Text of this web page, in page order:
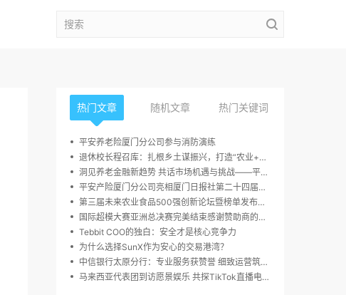
热门文章 随机文章 热门关键词
平安养老险厦门分公司参与消防演练
退休校长程召库：扎根乡土谋振兴，打造“农业+多业态”融合发展新样本
洞见养老金融新趋势 共话市场机遇与挑战——平安养老广东分公司年金客户论坛在京成功举办
平安产险厦门分公司亮相厦门日报社第二十四届读者嘉年华活动
第三届未来农业食品500强创新论坛暨榜单发布周，10月23日于深圳圆满举行
国际超模大赛亚洲总决赛完美结束感谢赞助商的大力支持
Tebbit COO的独白：安全才是核心竞争力
为什么选择SunX作为安心的交易港湾？
中信银行太原分行：专业服务获赞誉 细致运营筑信任
马来西亚代表团到访愿景娱乐 共探TikTok直播电商增长新路径